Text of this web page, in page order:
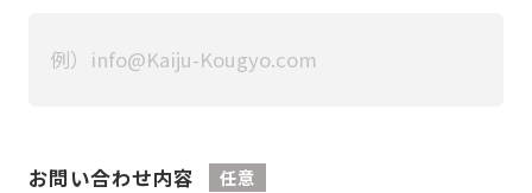
お問い合わせ内容 任意